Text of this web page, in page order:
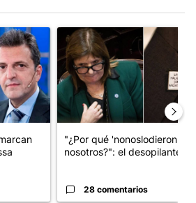
con el título "Los gobernadores
Un artículo de tendencia con
"¿Por qué 'nonoslodieron' a
nosotros?": el desopilante ...
28 comentarios